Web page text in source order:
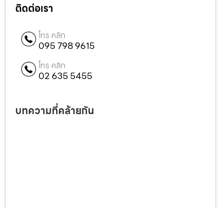
ติดต่อเรา
โทร คลิก
095 798 9615
โทร คลิก
02 635 5455
บทความที่คล้ายกัน